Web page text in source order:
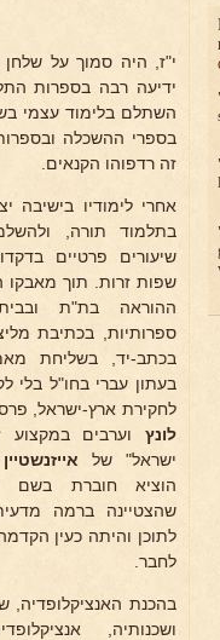
י"ז, היה סמוך על
ידיעה רבה בספרות
השתלם בלימוד עצמי
בספרי ההשכלה
זה רדפוהו הקנאים.
אחרי לימודיו
בתלמוד תורה,
שיעורים פרטיים
שפות זרות. תוך
ההוראה בת"ת
ספרותיות, בכתיבת
בכתב-יד, בשליחת
בעתון עברי בחו"ל
לחקירת ארץ-ישראל,
לונץ וערבים במקצוע
ישראל" של אייזנשטיין
הוציא חוברת בשם
שהצטיינה ברמה
לתוכן והיתה כעין
לחבר.
בהכנת
ושכנותיה,